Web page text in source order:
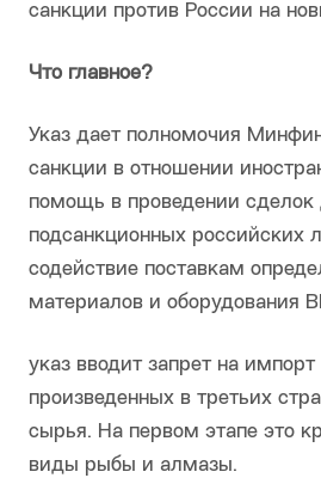
санкции против России на
Что главное?
Указ дает полномочия
санкции в отношении
помощь в проведении сделок
подсанкционных российских
содействие поставкам
материалов и оборудования
указ вводит запрет на
произведенных в третьих
сырья. На первом этапе это
виды рыбы и алмазы.